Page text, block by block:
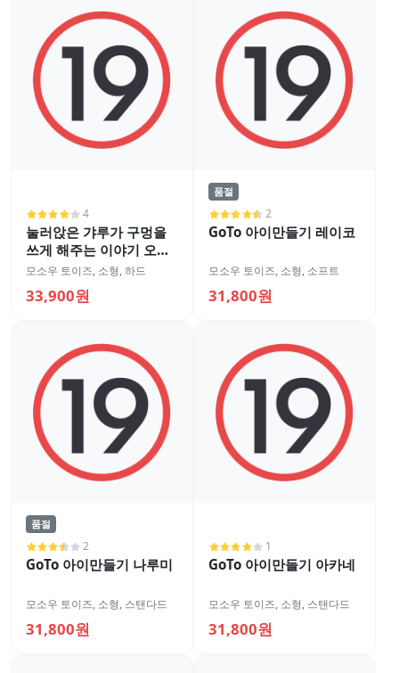
4
눌러앉은 갸루가 구멍을
쓰게 해주는 이야기 오나
홀 2
모소우 토이즈, 소형,하드
33,900원
품절
2
GoTo 아이만들기 레이코
모소우 토이즈, 소형, 소프트
31,800원
품절
2
GoTo 아이만들기 나루미
모소우 토이즈, 소형, 스탠다드
31,800원
1
GoTo 아이만들기 아카네
모소우 토이즈, 소형, 스탠다드
31,800원